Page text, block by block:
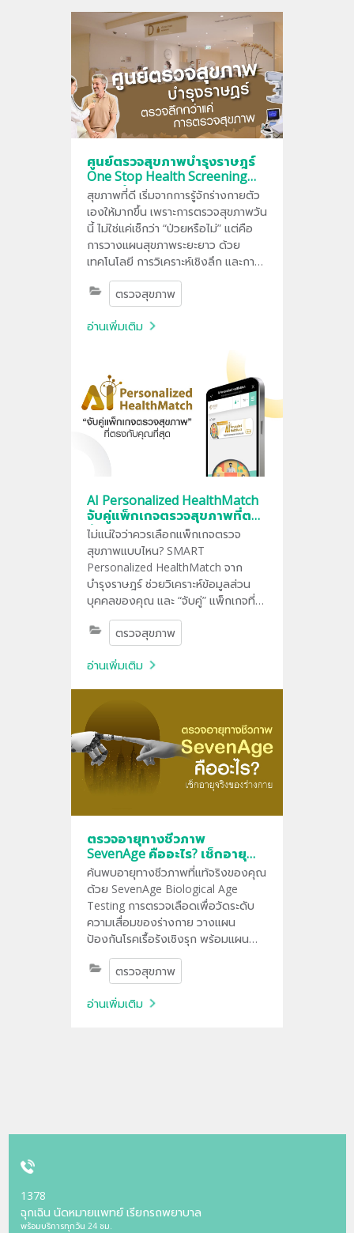
ศูนย์ตรวจสุขภาพบำรุงราษฎร์
One Stop Health Screening
ตรวจลึกกว่าแค่การตรวจ
สุขภาพ
สุขภาพที่ดี เริ่มจากการรู้จักร่างกายตัว
เองให้มากขึ้น เพราะการตรวจสุขภาพวัน
นี้ ไม่ใช่แค่เช็กว่า “ป่วยหรือไม่” แต่คือ
การวางแผนสุขภาพระยะยาว ด้วย
เทคโนโลยี การวิเคราะห์เชิงลึก และการ
ดูแลแบบเฉพาะบุคคลจากบำรุงราษฎร์
ตรวจสุขภาพ
อ่านเพิ่มเติม
AI Personalized HealthMatch
จับคู่แพ็กเกจตรวจสุขภาพที่ตรง
กับคุณ
ไม่แน่ใจว่าควรเลือกแพ็กเกจตรวจ
สุขภาพแบบไหน? SMART
Personalized HealthMatch จาก
บำรุงราษฎร์ ช่วยวิเคราะห์ข้อมูลส่วน
บุคคลของคุณ และ “จับคู่” แพ็กเกจที่
เหมาะสมที่สุดให้แบบเรียลไทม์ ง่าย
สะดวก แม่นยำ ผ่านเว็บไซต์หรือแอปบำ
รุงราษฎร์
ตรวจสุขภาพ
อ่านเพิ่มเติม
ตรวจอายุทางชีวภาพ
SevenAge คืออะไร? เช็กอายุ
จริงของร่างกาย
ค้นพบอายุทางชีวภาพที่แท้จริงของคุณ
ด้วย SevenAge Biological Age
Testing การตรวจเลือดเพื่อวัดระดับ
ความเสื่อมของร่างกาย วางแผน
ป้องกันโรคเรื้อรังเชิงรุก พร้อมแผน
ดูแลสุขภาพเฉพาะบุคคล
ตรวจสุขภาพ
อ่านเพิ่มเติม
1378
ฉุกเฉิน นัดหมายแพทย์ เรียกรถพยาบาล
พร้อมบริการทุกวัน 24 ชม.